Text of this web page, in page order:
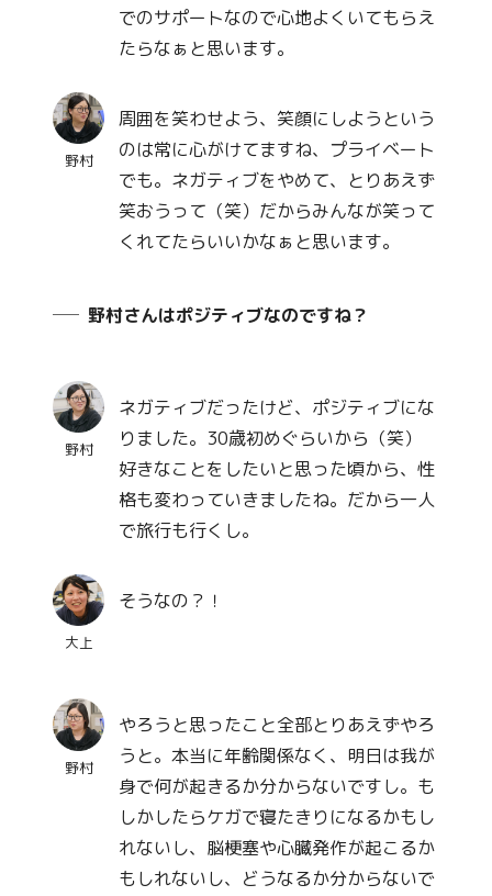
でのサポートなので心地よくいてもらえ
たらなぁと思います。
野村
周囲を笑わせよう、笑顔にしようという
のは常に心がけてますね、プライベート
でも。ネガティブをやめて、とりあえず
笑おうって（笑）だからみんなが笑って
くれてたらいいかなぁと思います。
野村さんはポジティブなのですね？
野村
ネガティブだったけど、ポジティブにな
りました。30歳初めぐらいから（笑）
好きなことをしたいと思った頃から、性
格も変わっていきましたね。だから一人
で旅行も行くし。
大上
そうなの？！
野村
やろうと思ったこと全部とりあえずやろ
うと。本当に年齢関係なく、明日は我が
身で何が起きるか分からないですし。も
しかしたらケガで寝たきりになるかもし
れないし、脳梗塞や心臓発作が起こるか
もしれないし、どうなるか分からないで